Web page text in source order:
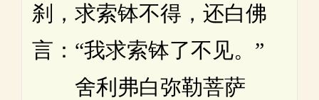
刹，求索钵不得，还白佛
言：“我求索钵了不见。”
舍利弗白弥勒菩萨